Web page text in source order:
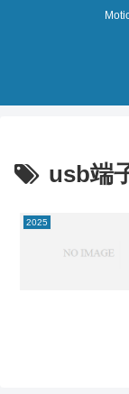
usb端
2025